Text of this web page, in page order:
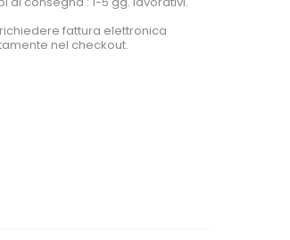
fattura elettronica
nel checkout.